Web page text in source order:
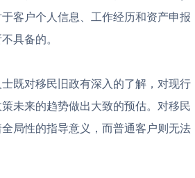
客户个人信息、工作经历和资产申报
具备的。
既对移民旧政有深入的了解，对现行
未来的趋势做出大致的预估。对移民
局性的指导意义，而普通客户则无法